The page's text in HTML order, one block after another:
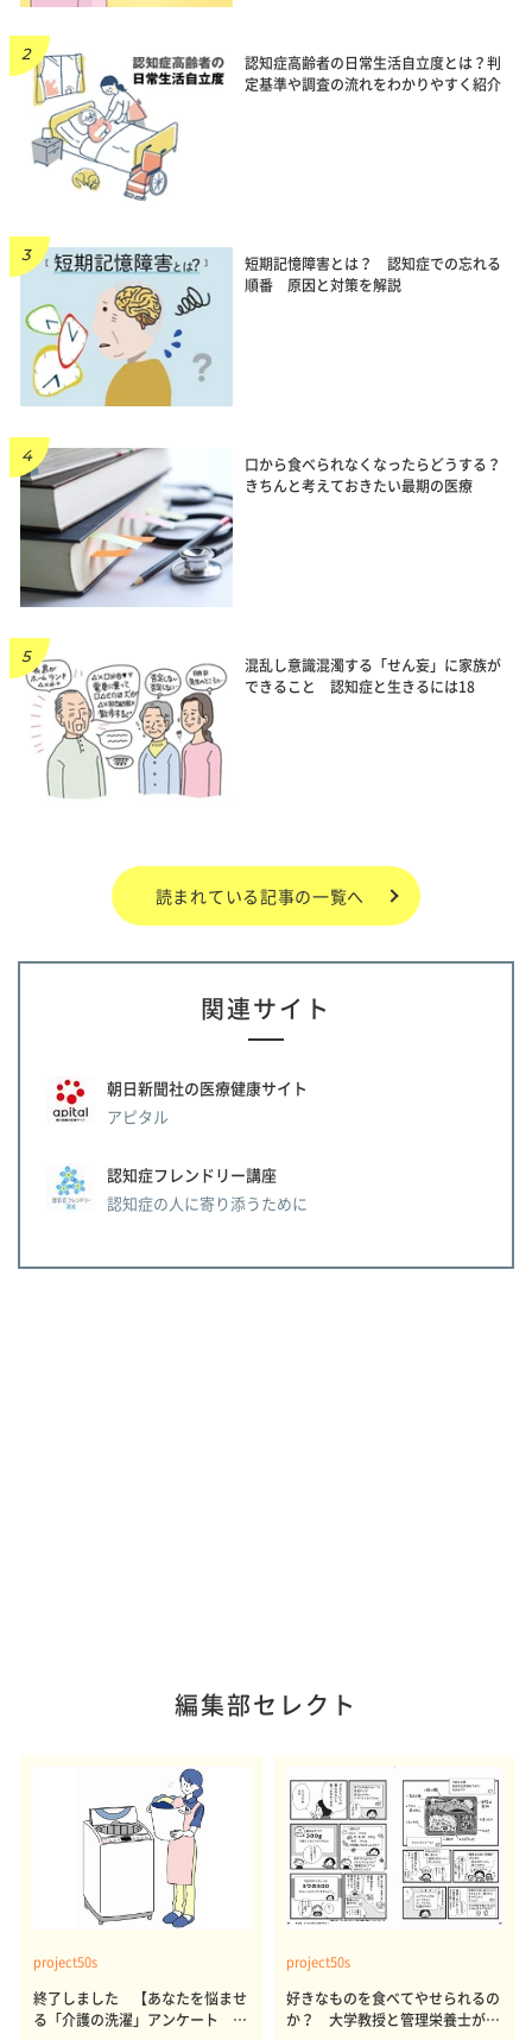
認知症高齢者の日常生活自立度とは？判
定基準や調査の流れをわかりやすく紹介
短期記憶障害とは？ 認知症での忘れる
順番 原因と対策を解説
口から食べられなくなったらどうする？
きちんと考えておきたい最期の医療
混乱し意識混濁する「せん妄」に家族が
できること 認知症と生きるには18
読まれている記事の一覧へ
関連サイト
朝日新聞社の医療健康サイト
アピタル
認知症フレンドリー講座
認知症の人に寄り添うために
編集部セレクト
project50s
終了しました 【あなたを悩ませ
る「介護の洗濯」アンケート 体
project50s
好きなものを食べてやせられるの
か？ 大学教授と管理栄養士が出